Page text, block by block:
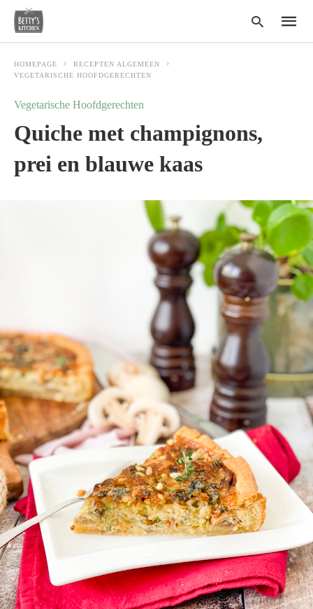
HOMEPAGE
RECEPTEN ALGEMEEN
VEGETARISCHE HOOFDGERECHTEN
Vegetarische Hoofdgerechten
Quiche met champignons,
prei en blauwe kaas